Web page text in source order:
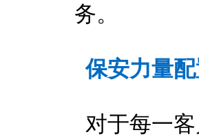
务。
保安力量
对于每一